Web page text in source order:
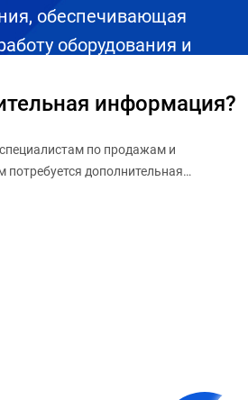
обеспечивающая
оборудования и
информация?
по продажам и
потребуется дополнительная
цене, доставке и послепродажном